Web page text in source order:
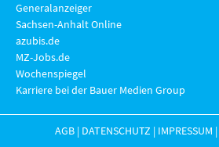
Generalanzeiger
Sachsen-Anhalt Online
azubis.de
MZ-Jobs.de
Wochenspiegel
Karriere bei der Bauer Medien Group
AGB | DATENSCHUTZ | IMPRESSUM |